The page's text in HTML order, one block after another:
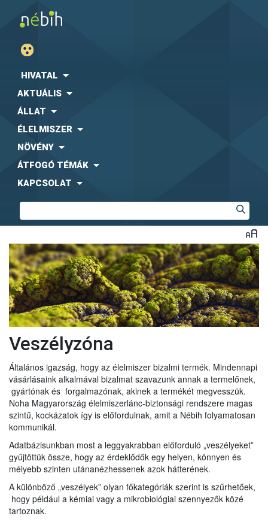
HIVATAL
AKTUÁLIS
ÁLLAT
ÉLELMISZER
NÖVÉNY
ÁTFOGÓ TÉMÁK
KAPCSOLAT
Veszélyzóna
Általános igazság, hogy az élelmiszer bizalmi termék. Mindennapi
vásárlásaink alkalmával bizalmat szavazunk annak a termelőnek,
gyártónak és forgalmazónak, akinek a termékét megvesszük.
Noha Magyarország élelmiszerlánc-biztonsági rendszere magas
szintű, kockázatok így is előfordulnak, amit a Nébih folyamatosan
kommunikál.
Adatbázisunkban most a leggyakrabban előforduló „veszélyeket”
gyűjtöttük össze, hogy az érdeklődők egy helyen, könnyen és
mélyebb szinten utánanézhessenek azok hátterének.
A különböző „veszélyek” olyan főkategóriák szerint is szűrhetőek,
hogy például a kémiai vagy a mikrobiológiai szennyezők közé
tartoznak.